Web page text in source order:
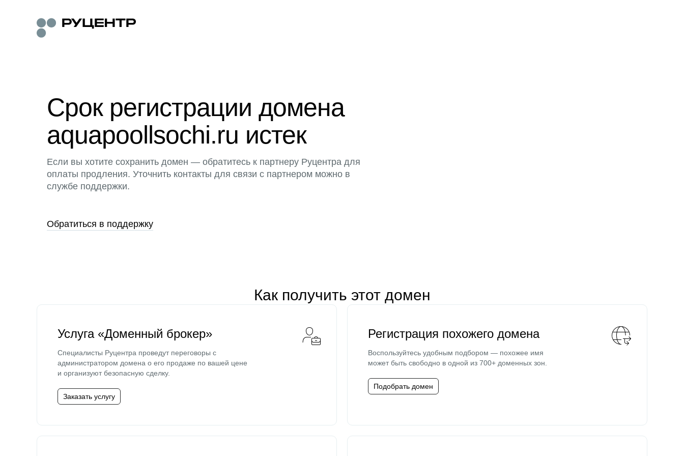
Срок регистрации домена
aquapoollsochi.ru истек
Если вы хотите сохранить домен — обратитесь к партнеру Руцентра для
оплаты продления. Уточнить контакты для связи с партнером можно в
службе поддержки.
Обратиться в поддержку
Как получить этот домен
Услуга «Доменный брокер»
Специалисты Руцентра проведут переговоры с
администратором домена о его продаже по вашей цене
и организуют безопасную сделку.
Заказать услугу
Регистрация похожего домена
Воспользуйтесь удобным подбором — похожее имя
может быть свободно в одной из 700+ доменных зон.
Подобрать домен